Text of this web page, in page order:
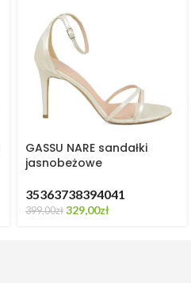
GASSU NARE sandałki
jasnobeżowe
35363738394041
399,00zł 329,00zł